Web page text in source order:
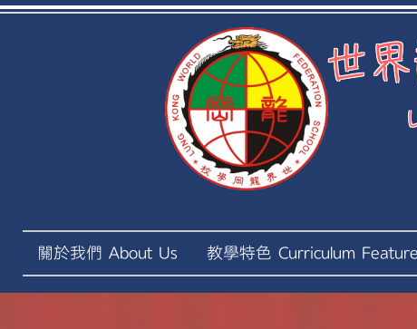
世
關於我們 About Us 教學特色 Curriculum Feature